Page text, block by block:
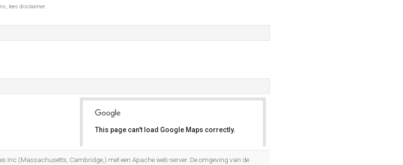
lees disclaimer.
This page can't load Google Maps correctly.
Inc (Massachusetts, Cambridge,) met een Apache web-server. De omgeving van de